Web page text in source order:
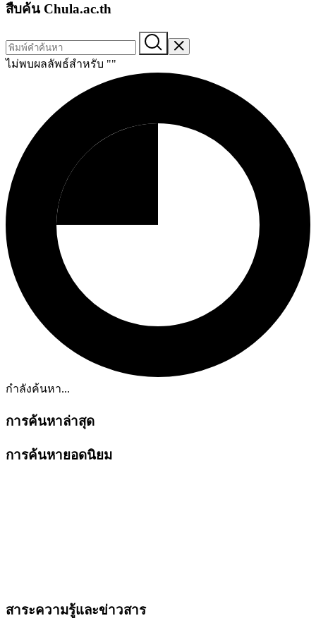
สืบค้น Chula.ac.th
ไม่พบผลลัพธ์สำหรับ ""
กำลังค้นหา...
การค้นหาล่าสุด
การค้นหายอดนิยม
สาระความรู้และข่าวสาร